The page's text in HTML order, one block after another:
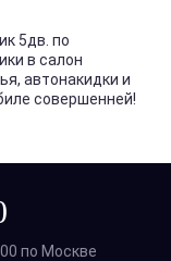
5дв. по
в салон
автонакидки и
совершенней!
по Москве